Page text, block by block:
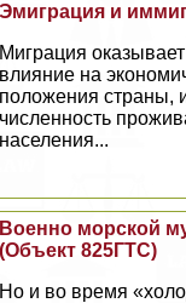
Эмиграция и
Миграция
влияние на
положения страны,
численность
населения...
Военно морской
(Объект 825ГТС)
Но и во время